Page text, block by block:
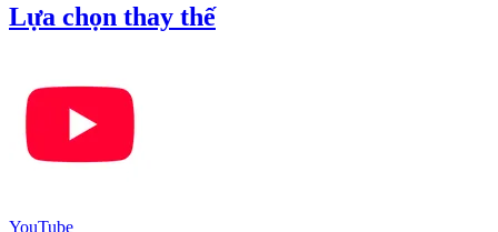
Lựa chọn thay thế
YouTube